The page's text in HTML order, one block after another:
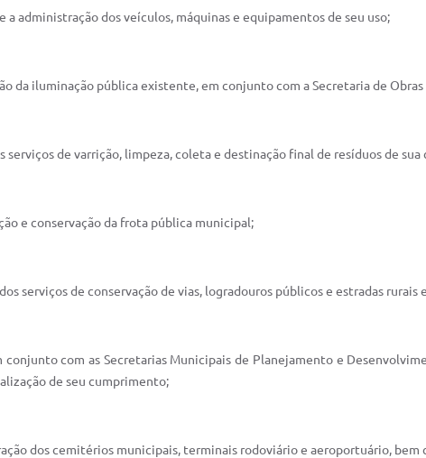
a administração dos veículos, máquinas e equipamentos de seu uso;
da iluminação pública existente, em conjunto com a Secretaria de Obras
serviços de varrição, limpeza, coleta e destinação final de resíduos de
e conservação da frota pública municipal;
serviços de conservação de vias, logradouros públicos e estradas
conjunto com as Secretarias Municipais de Planejamento e
de seu cumprimento;
dos cemitérios municipais, terminais rodoviário e aeroportuário, bem